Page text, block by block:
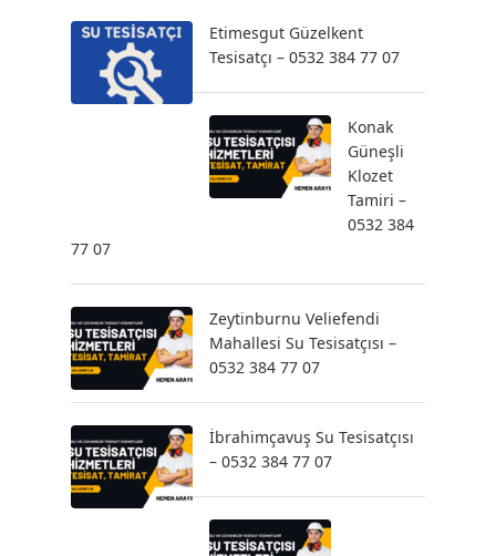
Etimesgut Güzelkent
Tesisatçı – 0532 384 77 07
Konak
Güneşli
Klozet
Tamiri –
0532 384
77 07
Zeytinburnu Veliefendi
Mahallesi Su Tesisatçısı –
0532 384 77 07
İbrahimçavuş Su Tesisatçısı
– 0532 384 77 07